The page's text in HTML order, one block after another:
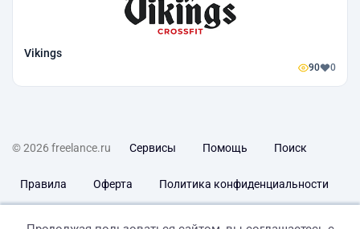
Vikings
90 0
© 2026 freelance.ru Сервисы Помощь Поиск
Правила Оферта Политика конфиденциальности